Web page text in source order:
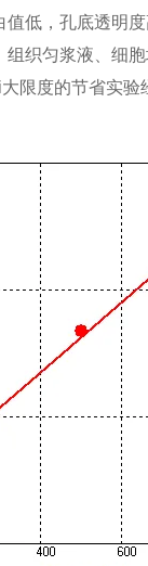
低，孔底透明度
组织匀浆液、细
限度的节省实验